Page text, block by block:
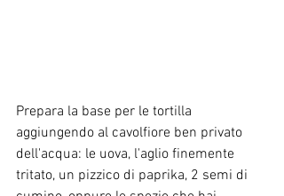
Prepara la base per le tortilla
aggiungendo al cavolfiore ben privato
dell'acqua: le uova, l'aglio finemente
tritato, un pizzico di paprika, 2 semi di